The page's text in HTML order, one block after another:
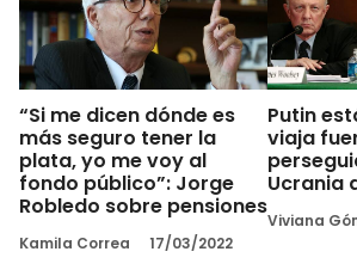
“Si me dicen dónde es
más seguro tener la
plata, yo me voy al
fondo público”: Jorge
Robledo sobre pensiones
Kamila Correa 17/03/2022
Putin
viaja
Ucrania
Viviana